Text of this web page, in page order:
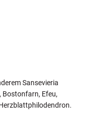
Sansevieria
Bostonfarn, Efeu,